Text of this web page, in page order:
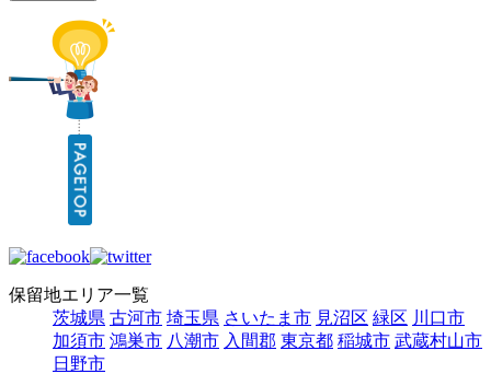
保留地エリア一覧
茨城県 古河市 埼玉県 さいたま市 見沼区 緑区 川口市
加須市 鴻巣市 八潮市 入間郡 東京都 稲城市 武蔵村山市
日野市